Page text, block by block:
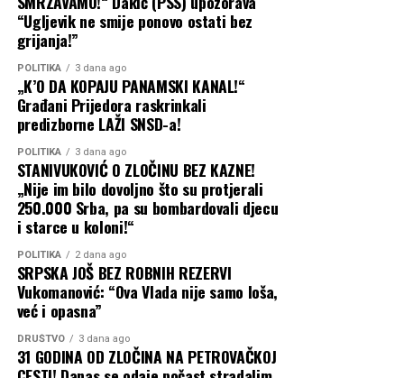
malverzacija.
Javno i direktno pozivamo Nadležno tužilaštvo da hitno
reaguje!
Neophodno je da tužioci i nadležni inspekcijski organi
bez odlaganja uđu u a.d. „Komunalne usluge“ Prijedor i
detaljno ispitaju:
Nezakonito izvođenje radova van nadležnosti preduzeća
(nasipanje puteva).
Kršenje Zakona o javnim nabavkama i pranje novca kroz
naknadno fakturisanje pijeska od strane privatne firme.
Zloupotrebu javnih resursa u svrhu predizborne
kampanje i trgovine glasovima u korist SNSD-a.
perspektivu Semberije, ističući da Bijeljina mora imati
daleko veće ambicije kada je u pitanju privredni razvoj.
„Bijeljina ima ogroman
privredni potencijal i
zaslužuje mnogo veći priliv
domaćih i stranih
investicija, nova radna
mjesta, savremenu
infrastrukturu i još bolje
uslove za ljude koji ovdje
žive, rade i stvaraju. Grad
koji je toliko toga pružio
“Ugljevik ne smije ponovo ostati bez
grijanja!”
POLITIKA 3 dana ago
„K’O DA KOPAJU PANAMSKI KANAL!“
Građani Prijedora raskrinkali
predizborne LAŽI SNSD-a!
POLITIKA 3 dana ago
STANIVUKOVIĆ O ZLOČINU BEZ KAZNE!
„Nije im bilo dovoljno što su protjerali
250.000 Srba, pa su bombardovali djecu
i starce u koloni!“
POLITIKA 2 dana ago
SRPSKA JOŠ BEZ ROBNIH REZERVI
Vukomanović: “Ova Vlada nije samo loša,
već i opasna”
DRUŠTVO 3 dana ago
31 GODINA OD ZLOČINA NA PETROVAČKOJ